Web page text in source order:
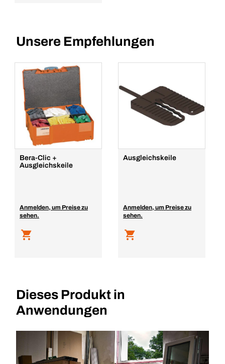
Unsere Empfehlungen
Bera-Clic +
Ausgleichskeile
Anmelden, um Preise zu
sehen.
Ausgleichskeile
Anmelden, um Preise zu
sehen.
Dieses Produkt in
Anwendungen